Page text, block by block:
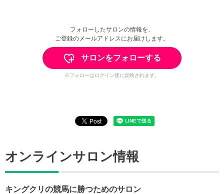
フォローしたサロンの情報を、
ご登録のメールアドレスにお届けします。
サロンをフォローする
※フォローはログイン後に反映されます。
オンラインサロン情報
キングクリの競馬に勝つためのサロン